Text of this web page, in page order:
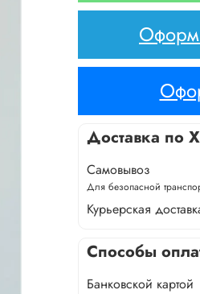
Доставка по
Самовывоз
Для безопасной
Курьерская
Способы
Банковской картой